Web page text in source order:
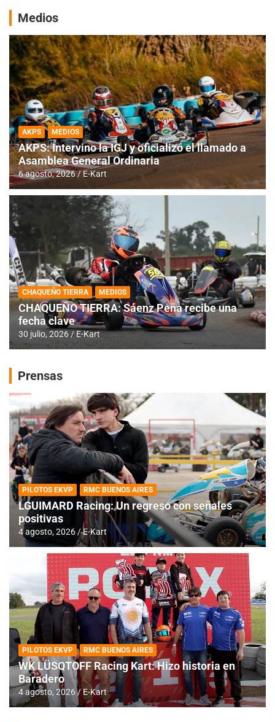
Medios
AKPS MEDIOS
AKPS: Intervino la IGJ y oficializó el llamado a
Asamblea General Ordinaria
6 agosto, 2026 E-Kart
CHAQUEÑO TIERRA MEDIOS
CHAQUEÑO TIERRA: Sáenz Peña recibe una
fecha clave
30 julio, 2026 E-Kart
Prensas
PILOTOS EKVP RMC BUENOS AIRES
LGUIMARD Racing: Un regreso con señales
positivas
4 agosto, 2026 E-Kart
PILOTOS EKVP RMC BUENOS AIRES
WK LÜSQTOFF Racing Kart: Hizo historia en
Baradero
4 agosto, 2026 E-Kart